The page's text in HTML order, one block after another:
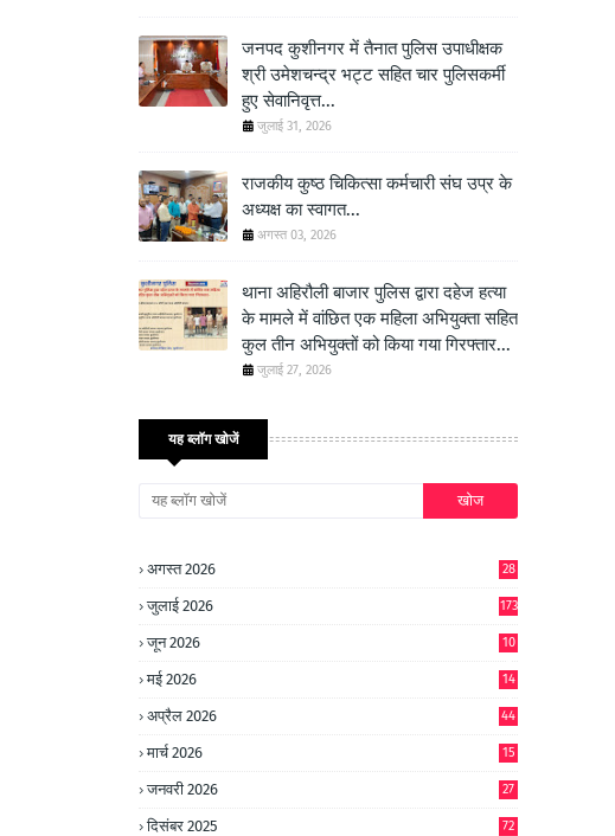
जनपद कुशीनगर में तैनात पुलिस उपाधीक्षक
श्री उमेशचन्द्र भट्ट सहित चार पुलिसकर्मी
हुए सेवानिवृत्त...
जुलाई 31, 2026
राजकीय कुष्ठ चिकित्सा कर्मचारी संघ उप्र के
अध्यक्ष का स्वागत...
अगस्त 03, 2026
थाना अहिरौली बाजार पुलिस द्वारा दहेज हत्या
के मामले में वांछित एक महिला अभियुक्ता सहित
कुल तीन अभियुक्तों को किया गया गिरफ्तार...
जुलाई 27, 2026
यह ब्लॉग खोजें
अगस्त 2026 28
जुलाई 2026 173
जून 2026
10
मई 2026
14
अप्रैल 2026 44
मार्च 2026 15
जनवरी 2026 27
दिसंबर 2025 72